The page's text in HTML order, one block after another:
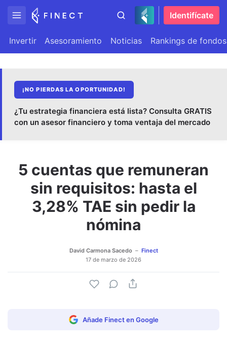
Identifícate
Invertir Asesoramiento Noticias Rankings de fondos
¡NO PIERDAS LA OPORTUNIDAD!
¿Tu estrategia financiera está lista? Consulta GRATIS
con un asesor financiero y toma ventaja del mercado
5 cuentas que remuneran
sin requisitos: hasta el
3,28% TAE sin pedir la
nómina
David Carmona Sacedo
Finect
17 de marzo de 2026
Añade Finect en Google